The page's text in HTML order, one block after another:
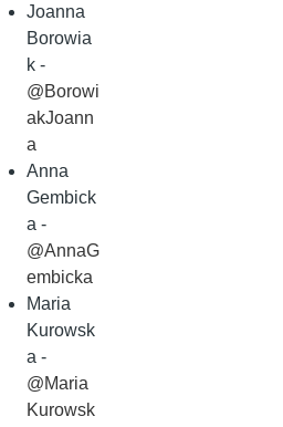
Joanna
Borowia
k -
@Borowi
akJoann
a
Anna
Gembick
a -
@AnnaG
embicka
Maria
Kurowsk
a -
@Maria
Kurowsk